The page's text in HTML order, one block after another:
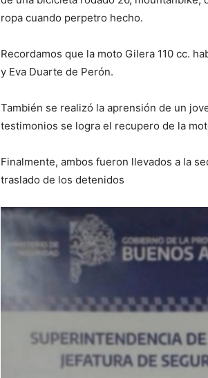
ropa cuando perpetro hecho.
Recordamos que la moto Gilera 110 cc.
y Eva Duarte de Perón.
También se realizó la aprensión de un
testimonios se logra el recupero de la
Finalmente, ambos fueron llevados a la
traslado de los detenidos